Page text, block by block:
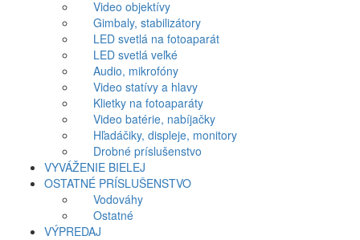
Video objektívy
Gimbaly, stabilizátory
LED svetlá na fotoaparát
LED svetlá veľké
Audio, mikrofóny
Video statívy a hlavy
Klietky na fotoaparáty
Video batérie, nabíjačky
Hľadáčiky, displeje, monitory
Drobné príslušenstvo
VYVÁŽENIE BIELEJ
OSTATNÉ PRÍSLUŠENSTVO
Vodováhy
Ostatné
VÝPREDAJ